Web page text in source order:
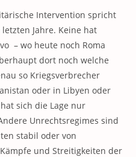
Intervention spricht
Jahre. Keine hat
– wo heute noch Roma
dort noch welche
so Kriegsverbrecher
oder in Libyen oder
sich die Lage nur
Unrechtsregimes sind
stabil oder von
und Streitigkeiten der